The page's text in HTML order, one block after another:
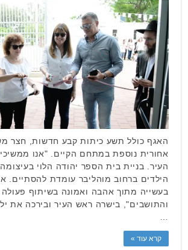
האגף כולל תשע כיתות קבע חדשות, חצר
אחורית נוספת במתחם הקיים. "אנו
העיר. בניית בית הספר יהודה הלוי
הילדים ברחוב מוהליבר עומדת להסתיים.
בעשייה מתוך אהבה ואמונה בשיתוף פעולה
והתושבים", בישרה ראש העיר ובירכה את
…
קרא עוד »